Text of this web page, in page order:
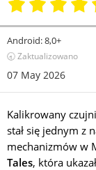
Android:8,0+
🕣 Zaktualizowano
07 May 2026
Kalikrowany
stał się jednym z
mechanizmów w
Tales, która